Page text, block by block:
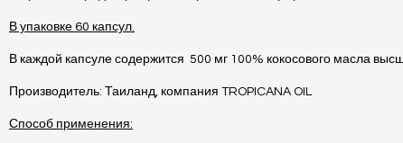
В упаковке 60 капсул.
В каждой капсуле содержится 500 мг 100% кокосового масла
Производитель: Таиланд, компания TROPICANA OIL
Способ применения: